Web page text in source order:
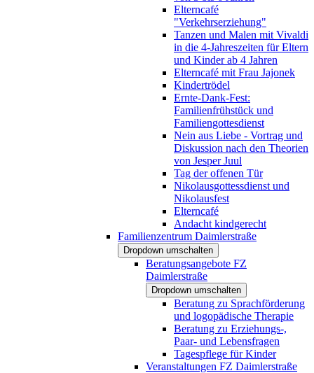
Elterncafé
"Verkehrserziehung"
Tanzen und Malen mit Vivaldi
in die 4-Jahreszeiten für Eltern
und Kinder ab 4 Jahren
Elterncafé mit Frau Jajonek
Kindertrödel
Ernte-Dank-Fest:
Familienfrühstück und
Familiengottesdienst
Nein aus Liebe - Vortrag und
Diskussion nach den Theorien
von Jesper Juul
Tag der offenen Tür
Nikolausgottessdienst und
Nikolausfest
Elterncafé
Andacht kindgerecht
Familienzentrum Daimlerstraße
Dropdown umschalten
Beratungsangebote FZ
Daimlerstraße
Dropdown umschalten
Beratung zu Sprachförderung
und logopädische Therapie
Beratung zu Erziehungs-,
Paar- und Lebensfragen
Tagespflege für Kinder
Veranstaltungen FZ Daimlerstraße